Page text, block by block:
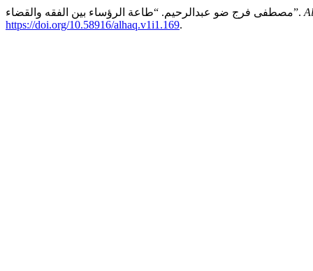
مصطفى فرج ضو عبدالرحيم. “طاعة الرؤساء بين الفقه والقضاء”.
https://doi.org/10.58916/alhaq.v1i1.169.